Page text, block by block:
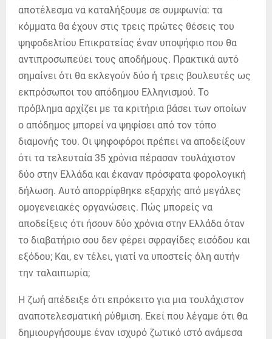
αποτέλεσμα να καταλήξουμε σε συμφωνία: τα
κόμματα θα έχουν στις τρεις πρώτες θέσεις του
ψηφοδελτίου Επικρατείας έναν υποψήφιο που θα
αντιπροσωπεύει τους αποδήμους. Πρακτικά αυτό
σημαίνει ότι θα εκλεγούν δύο ή τρεις βουλευτές ως
εκπρόσωποι του απόδημου Ελληνισμού. Το
πρόβλημα αρχίζει με τα κριτήρια βάσει των οποίων
ο απόδημος μπορεί να ψηφίσει από τον τόπο
διαμονής του. Οι ψηφοφόροι πρέπει να αποδείξουν
ότι τα τελευταία 35 χρόνια πέρασαν τουλάχιστον
δύο στην Ελλάδα και έκαναν πρόσφατα φορολογική
δήλωση. Αυτό απορρίφθηκε εξαρχής από μεγάλες
ομογενειακές οργανώσεις. Πώς μπορείς να
αποδείξεις ότι ήσουν δύο χρόνια στην Ελλάδα όταν
το διαβατήριο σου δεν φέρει σφραγίδες εισόδου και
εξόδου; Και, εν τέλει, γιατί να υποστείς όλη αυτήν
την ταλαιπωρία;
Η ζωή απέδειξε ότι επρόκειτο για μια τουλάχιστον
αναποτελεσματική ρύθμιση. Εκεί που λέγαμε ότι θα
δημιουργήσουμε έναν ισχυρό ζωτικό ιστό ανάμεσα